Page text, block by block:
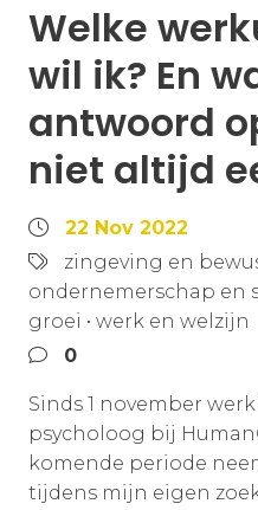
Welke
wil ik? En
antwoord
niet altijd
22 Nov 2022
zingeving en
ondernemerschap en
groei • werk en welzijn
0
Sinds 1 november
psycholoog bij
komende periode
tijdens mijn eigen